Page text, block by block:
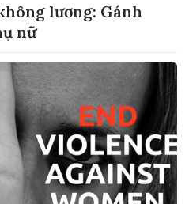
lương: Gánh
nữ